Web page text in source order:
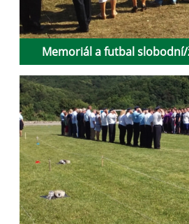
Memoriál a futbal slobodní/